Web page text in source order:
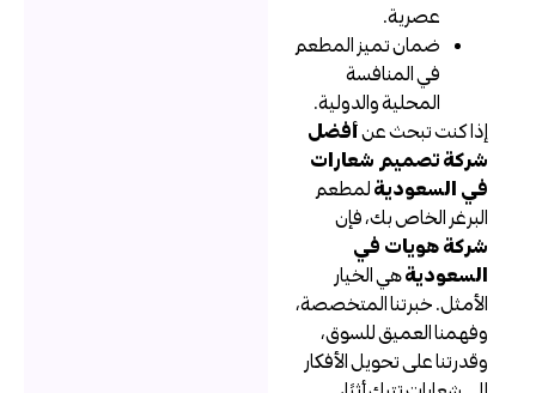
عصرية.
ضمان تميز المطعم
في المنافسة
المحلية والدولية.
إذا كنت تبحث عنأفضل
شركة تصميم شعارات
في السعوديةلمطعم
البرغر الخاص بك، فإن
شركة هويات في
السعوديةهي الخيار
الأمثل. خبرتنا المتخصصة،
وفهمنا العميق للسوق،
وقدرتنا على تحويل الأفكار